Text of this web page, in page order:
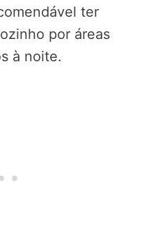
ter
por áreas
à noite.